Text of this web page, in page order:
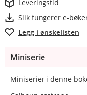
Leveringstid
Slik fungerer e-
Legg i ønskelisten
Miniserie
Miniserier i denne